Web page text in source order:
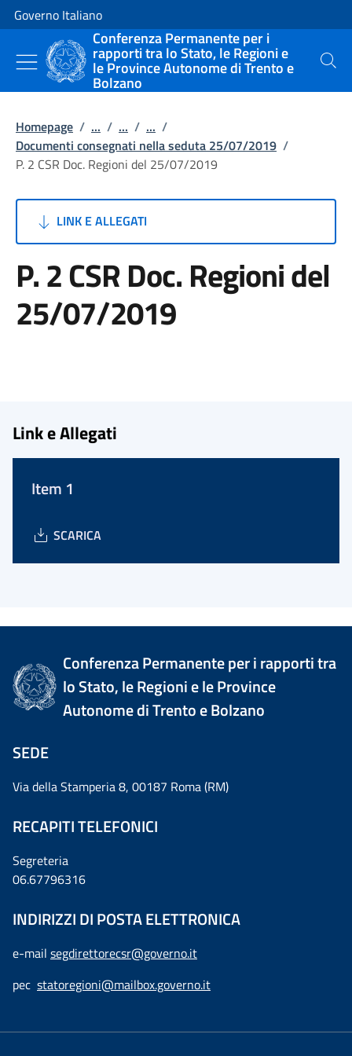
Vai al contenuto
Vai alla navigazione del sito
Governo Italiano
Conferenza Permanente per i
rapporti tra lo Stato, le Regioni e
le Province Autonome di Trento e
Bolzano
Cerca
Homepage / ... / ... / ... /
Documenti consegnati nella seduta 25/07/2019 /
P. 2 CSR Doc. Regioni del 25/07/2019
LINK E ALLEGATI
P. 2 CSR Doc. Regioni del
25/07/2019
Link e Allegati
Item 1
SCARICA
Conferenza Permanente per i rapporti tra
lo Stato, le Regioni e le Province
Autonome di Trento e Bolzano
SEDE
Via della Stamperia 8, 00187 Roma (RM)
RECAPITI TELEFONICI
Segreteria
06.67796316
INDIRIZZI DI POSTA ELETTRONICA
e-mail segdirettorecsr@governo.it
pec statoregioni@mailbox.governo.it